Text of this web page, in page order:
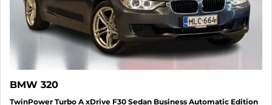
BMW 320
TwinPower Turbo A xDrive F30 Sedan Business Automatic Edition